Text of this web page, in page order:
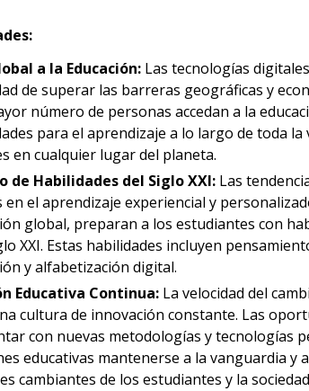
a la Educación: Las tecnologías
de superar las barreras geográficas y
número de personas accedan a la
para el aprendizaje a lo largo de toda la
en cualquier lugar del planeta.
de Habilidades del Siglo XXI: Las
en el aprendizaje experiencial y
global, preparan a los estudiantes con
XXI. Estas habilidades incluyen
y alfabetización digital.
Educativa Continua: La velocidad del
cultura de innovación constante. Las
con nuevas metodologías y tecnologías
educativas mantenerse a la vanguardia y
cambiantes de los estudiantes y la